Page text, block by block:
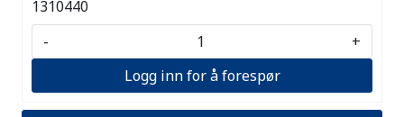
1310440
-
+
Logg inn for å forespør